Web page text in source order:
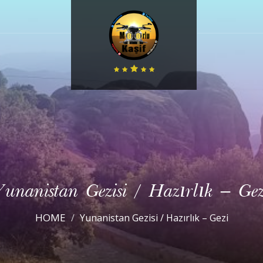
Gezisi / Hazırlık –
HOME Yunanistan Gezisi / Hazırlık – Gezi